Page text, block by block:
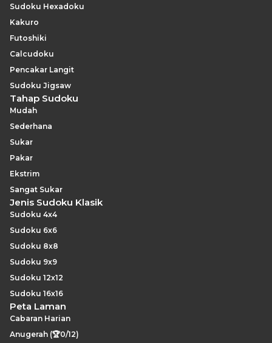
Sudoku Hexadoku
Kakuro
Futoshiki
Calcudoku
Pencakar Langit
Sudoku Jigsaw
Tahap Sudoku
Mudah
Sederhana
Sukar
Pakar
Ekstrim
Sangat Sukar
Jenis Sudoku Klasik
Sudoku 4x4
Sudoku 6x6
Sudoku 8x8
Sudoku 9x9
Sudoku 12x12
Sudoku 16x16
Peta Laman
Cabaran Harian
Anugerah (🏆0/12)